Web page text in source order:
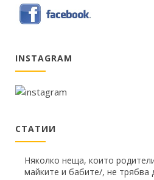
INSTAGRAM
СТАТИИ
Няколко неща, които
майките и бабите/, не трябва